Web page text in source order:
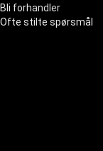
Bli forhandler
Ofte stilte spørsmål